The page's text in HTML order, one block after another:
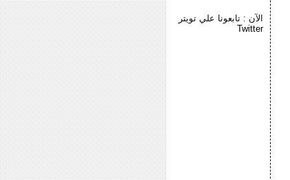
الآن : تابعونا علي تويتر
Twitter